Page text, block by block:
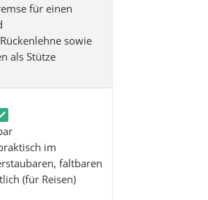
für einen
sowie
als Stütze
im
faltbaren
(für Reisen)